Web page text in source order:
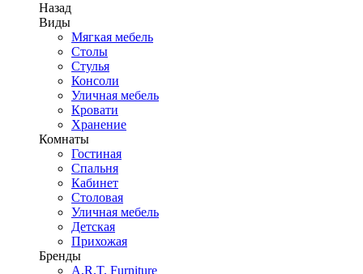
Назад
Виды
Мягкая мебель
Столы
Стулья
Консоли
Уличная мебель
Кровати
Хранение
Комнаты
Гостиная
Спальня
Кабинет
Столовая
Уличная мебель
Детская
Прихожая
Бренды
A.R.T. Furniture